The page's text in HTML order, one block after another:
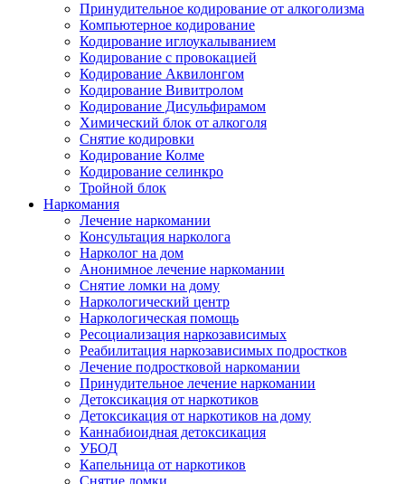
Принудительное кодирование от алкоголизма
Компьютерное кодирование
Кодирование иглоукалыванием
Кодирование с провокацией
Кодирование Аквилонгом
Кодирование Вивитролом
Кодирование Дисульфирамом
Химический блок от алкоголя
Снятие кодировки
Кодирование Колме
Кодирование селинкро
Тройной блок
Наркомания
Лечение наркомании
Консультация нарколога
Нарколог на дом
Анонимное лечение наркомании
Снятие ломки на дому
Наркологический центр
Наркологическая помощь
Ресоциализация наркозависимых
Реабилитация наркозависимых подростков
Лечение подростковой наркомании
Принудительное лечение наркомании
Детоксикация от наркотиков
Детоксикация от наркотиков на дому
Каннабиоидная детоксикация
УБОД
Капельница от наркотиков
Снятие ломки